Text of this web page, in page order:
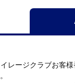
レージクラブお客